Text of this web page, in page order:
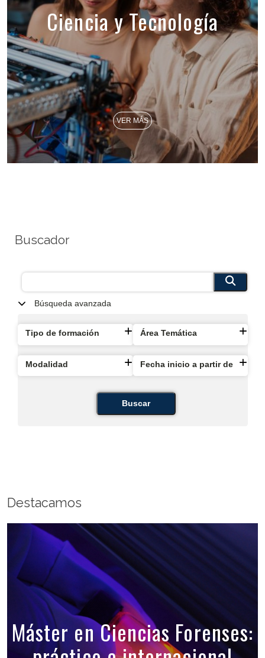
Ciencia y Tecnología
VER MÁS
Buscador
Búsqueda avanzada
Tipo de formación Área Temática
Modalidad Fecha inicio a partir de
Buscar
Destacamos
Máster en Ciencias Forenses: